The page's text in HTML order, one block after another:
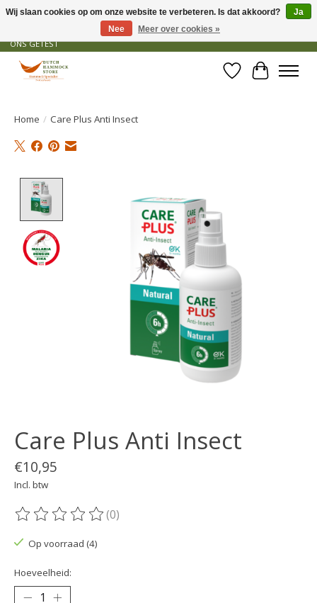
GRATIS VERZENDING VANAF € 50 - OFFICIEEL DEALER - PRODUCTEN ZIJN DOOR
ONS GETEST
Verlanglijst
Home / Care Plus Anti Insect
Care Plus Anti Insect
€10,95
Incl. btw
De beoordeling van dit product is
(0)
Op voorraad (4)
Hoeveelheid:
Wij slaan cookies op om onze website te verbeteren. Is dat akkoord?
Ja
Nee
Meer over cookies »